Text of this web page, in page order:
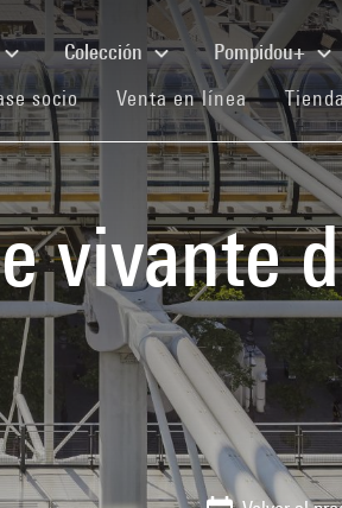
Colección Pompidou+
socio(current)Venta en línea(current)
vivante